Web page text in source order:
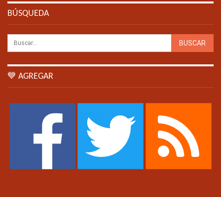
BÚSQUEDA
💙 AGREGAR